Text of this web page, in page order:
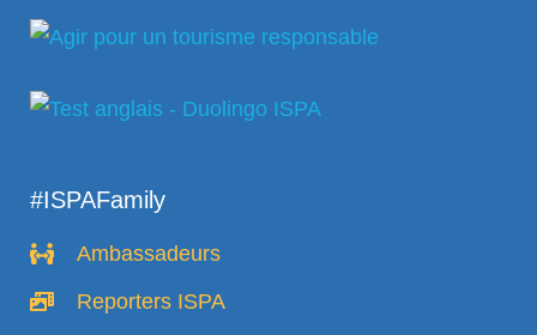
#ISPAFamily
Ambassadeurs
Reporters ISPA